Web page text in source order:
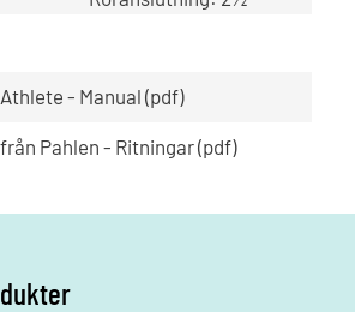
- Manual (pdf)
Pahlen - Ritningar (pdf)